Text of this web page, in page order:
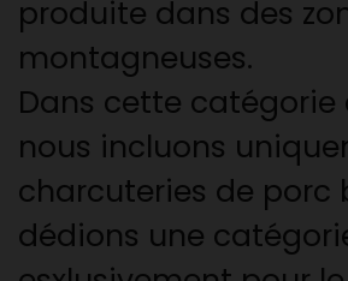
produite dans des
montagneuses.
Dans cette catégorie
nous incluons
charcuteries de porc
dédions une